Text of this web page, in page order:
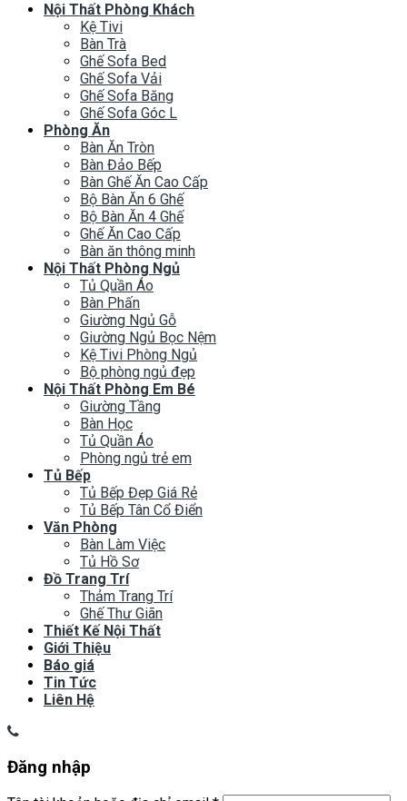
Nội Thất Phòng Khách
Kệ Tivi
Bàn Trà
Ghế Sofa Bed
Ghế Sofa Vải
Ghế Sofa Băng
Ghế Sofa Góc L
Phòng Ăn
Bàn Ăn Tròn
Bàn Đảo Bếp
Bàn Ghế Ăn Cao Cấp
Bộ Bàn Ăn 6 Ghế
Bộ Bàn Ăn 4 Ghế
Ghế Ăn Cao Cấp
Bàn ăn thông minh
Nội Thất Phòng Ngủ
Tủ Quần Áo
Bàn Phấn
Giường Ngủ Gỗ
Giường Ngủ Bọc Nệm
Kệ Tivi Phòng Ngủ
Bộ phòng ngủ đẹp
Nội Thất Phòng Em Bé
Giường Tầng
Bàn Học
Tủ Quần Áo
Phòng ngủ trẻ em
Tủ Bếp
Tủ Bếp Đẹp Giá Rẻ
Tủ Bếp Tân Cổ Điển
Văn Phòng
Bàn Làm Việc
Tủ Hồ Sơ
Đồ Trang Trí
Thảm Trang Trí
Ghế Thư Giãn
Thiết Kế Nội Thất
Giới Thiệu
Báo giá
Tin Tức
Liên Hệ
Đăng nhập